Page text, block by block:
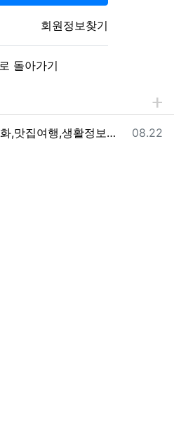
회원정보찾기
돌아가기
등록일
08.22
반려생물,취미생활,패션문화,맛집여행,생활정보를 제공하는 지구의동행일기 입니다.